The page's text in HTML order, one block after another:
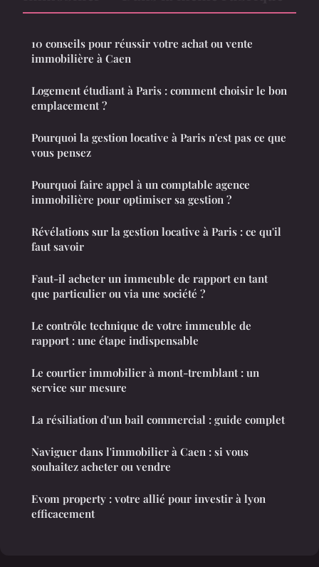
10 conseils pour réussir votre achat ou vente
immobilière à Caen
Logement étudiant à Paris : comment choisir le bon
emplacement ?
Pourquoi la gestion locative à Paris n'est pas ce que
vous pensez
Pourquoi faire appel à un comptable agence
immobilière pour optimiser sa gestion ?
Révélations sur la gestion locative à Paris : ce qu'il
faut savoir
Faut-il acheter un immeuble de rapport en tant
que particulier ou via une société ?
Le contrôle technique de votre immeuble de
rapport : une étape indispensable
Le courtier immobilier à mont-tremblant : un
service sur mesure
La résiliation d'un bail commercial : guide complet
Naviguer dans l'immobilier à Caen : si vous
souhaitez acheter ou vendre
Evom property : votre allié pour investir à lyon
efficacement